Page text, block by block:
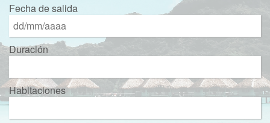
Fecha de salida
Duración
Habitaciones